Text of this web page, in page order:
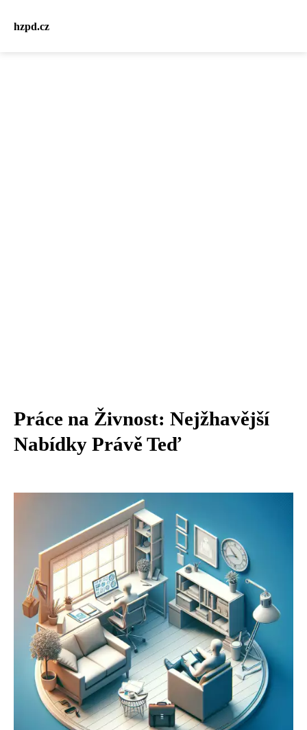
hzpd.cz
Práce na Živnost: Nejžhavější
Nabídky Právě Teď